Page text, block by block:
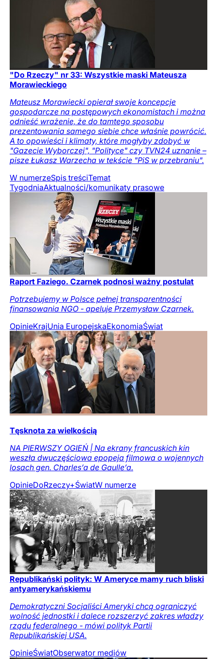
"Do Rzeczy" nr 33: Wszystkie maski Mateusza
Morawieckiego
Mateusz Morawiecki opierał swoje koncepcje
gospodarcze na postępowych ekonomistach i można
odnieść wrażenie, że do tamtego sposobu
prezentowania samego siebie chce właśnie powrócić.
A to opowieści i klimaty, które mogłyby zdobyć w
"Gazecie Wyborczej", "Polityce" czy TVN24 uznanie –
pisze Łukasz Warzecha w tekście "PiS w przebraniu".
W numerzeSpis treściTemat
TygodniaAktualności/komunikaty prasowe
Raport Faziego. Czarnek podnosi ważny postulat
Potrzebujemy w Polsce pełnej transparentności
finansowania NGO - apeluje Przemysław Czarnek.
OpinieKrajUnia EuropejskaEkonomiaŚwiat
Tęsknota za wielkością
NA PIERWSZY OGIEŃ | Na ekrany francuskich kin
weszła dwuczęściowa epopeja filmowa o wojennych
losach gen. Charles’a de Gaulle’a.
OpinieDoRzeczy+ŚwiatW numerze
Republikański polityk: W Ameryce mamy ruch bliski
antyamerykańskiemu
Demokratyczni Socjaliści Ameryki chcą ograniczyć
wolność jednostki i dalece rozszerzyć zakres władzy
rządu federalnego - mówi polityk Partii
Republikańskiej USA.
OpinieŚwiatObserwator mediów